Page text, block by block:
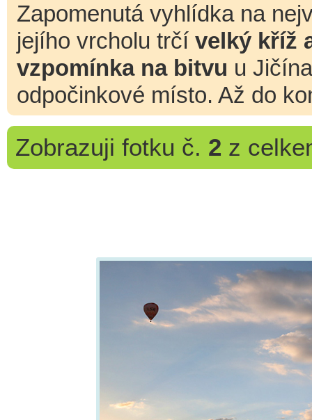
Zapomenutá vyhlídka na
jejího vrcholu trčí velký kříž
vzpomínka na bitvu u
odpočinkové místo. Až do
Zobrazuji fotku č. 2 z